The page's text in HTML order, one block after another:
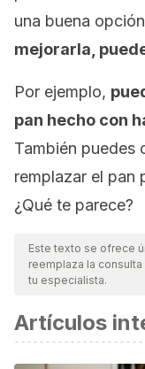
una buena
mejorarla,
Por ejemplo,
pan hecho con
También puedes
remplazar el pan
¿Qué te parece?
Este texto se ofrece
reemplaza la
tu especialista.
Artículos